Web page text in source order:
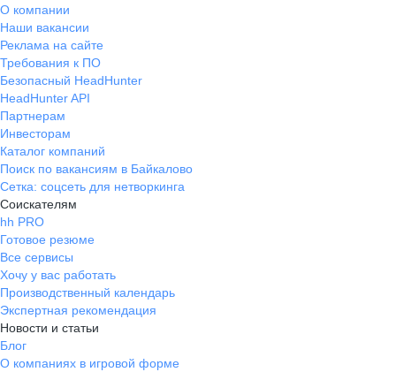
О компании
Наши вакансии
Реклама на сайте
Требования к ПО
Безопасный HeadHunter
HeadHunter API
Партнерам
Инвесторам
Каталог компаний
Поиск по вакансиям в Байкалово
Сетка: соцсеть для нетворкинга
Соискателям
hh PRO
Готовое резюме
Все сервисы
Хочу у вас работать
Производственный календарь
Экспертная рекомендация
Новости и статьи
Блог
О компаниях в игровой форме